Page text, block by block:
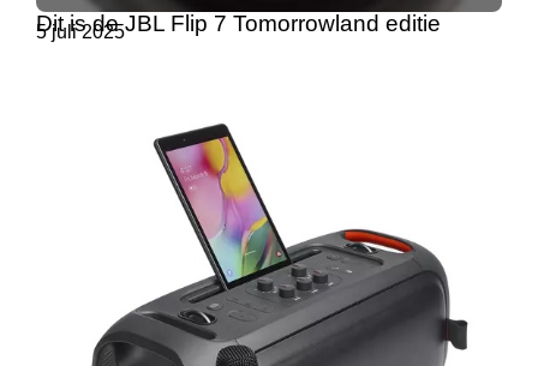
Dit is de JBL Flip 7 Tomorrowland editie
5 juli 2025